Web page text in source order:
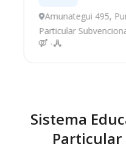
Amunategui 495,
Particular
Sistema
Particular